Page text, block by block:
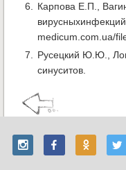
Карпова Е.П.,
medicum.com.ua/
Русецкий Ю.Ю.,
синуситов.